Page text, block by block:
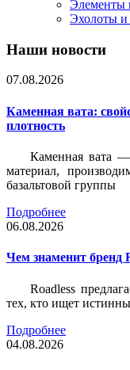
Элементы
Эхолоты и
Наши новости
07.08.2026
Каменная вата:
плотность
Каменная вата
материал,
базальтовой группы
Подробнее
06.08.2026
Чем знаменит бренд
Roadless
тех, кто ищет
Подробнее
04.08.2026